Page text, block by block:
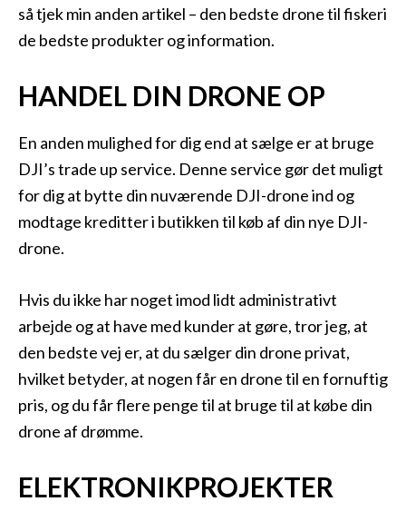
så tjek min anden artikel – den bedste drone til fiskeri
de bedste produkter og information.
HANDEL DIN DRONE OP
En anden mulighed for dig end at sælge er at bruge
DJI’s trade up service. Denne service gør det muligt
for dig at bytte din nuværende DJI-drone ind og
modtage kreditter i butikken til køb af din nye DJI-
drone.
Hvis du ikke har noget imod lidt administrativt
arbejde og at have med kunder at gøre, tror jeg, at
den bedste vej er, at du sælger din drone privat,
hvilket betyder, at nogen får en drone til en fornuftig
pris, og du får flere penge til at bruge til at købe din
drone af drømme.
ELEKTRONIKPROJEKTER